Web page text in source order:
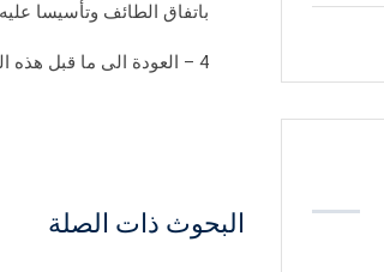
باتفاق الطائف وتأسيسا
4 – العودة الى ما قبل هذه المبادرة في حال فشلت مساعي هذه التسوية الوطنية .
البحوث ذات الصلة